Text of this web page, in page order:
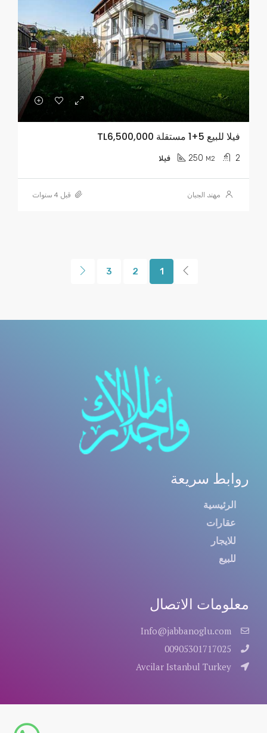
فيلا للبيع 5+1 مستقلة TL6,500,000
2
250 M2 فيلا
مهند الجبان قبل 4 سنوات
1
2
3
روابط سريعة
الرئيسية
عقارات
للايجار
للبيع
معلومات الاتصال
Info@jabbanoglu.com
00905301717025
Avcilar Istanbul Turkey